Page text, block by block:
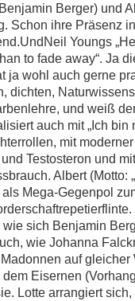
Berger) und
Schon ihre Präsenz
Youngs
to fade away“. Ja
ja wohl auch gerne
dichten,
und weiß
auch mit „Ich bin
mit
Testosteron und
Albert (Motto:
als Mega-Gegenpol
wie sich Benjamin
wie Johanna
auf
Eisernen
Lotte arrangiert